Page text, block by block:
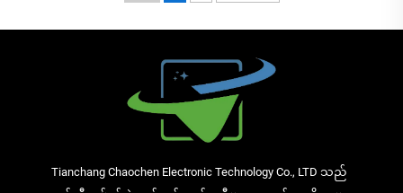
Tianchang Chaochen Electronic Technology Co., LTD သည်